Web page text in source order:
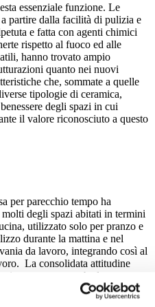
essenziale funzione. Le
partire dalla facilità di pulizia e
e fatta con agenti chimici
rispetto al fuoco ed alle
hanno trovato ampio
quanto nei nuovi
che, sommate a quelle
tipologie di ceramica,
degli spazi in cui
il valore riconosciuto a questo
per parecchio tempo ha
degli spazi abitati in termini
utilizzato solo per pranzo e
durante la mattina e nel
da lavoro, integrando così al
La consolidata attitudine
per entrambe le
versatilità in termini
superficiali, consegna